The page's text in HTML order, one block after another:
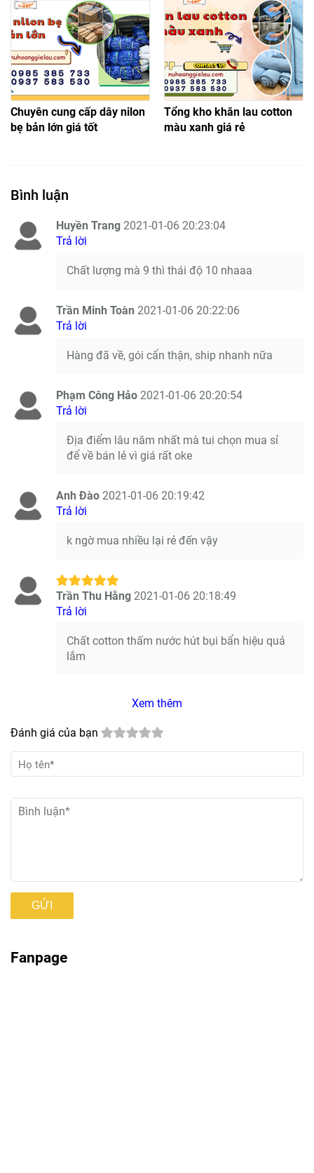
Chuyên cung cấp dây nilon
bẹ bản lớn giá tốt
Tổng kho khăn lau cotton
màu xanh giá rẻ
Bình luận
Huyền Trang 2021-01-06 20:23:04
Trả lời
Chất lượng mà 9 thì thái độ 10 nhaaa
Trần Minh Toàn 2021-01-06 20:22:06
Trả lời
Hàng đã về, gói cẩn thận, ship nhanh nữa
Phạm Công Hảo 2021-01-06 20:20:54
Trả lời
Địa điểm lâu năm nhất mà tui chọn mua sỉ
để về bán lẻ vì giá rất oke
Anh Đào 2021-01-06 20:19:42
Trả lời
k ngờ mua nhiều lại rẻ đến vậy
Trần Thu Hằng 2021-01-06 20:18:49
Trả lời
Chất cotton thấm nước hút bụi bẩn hiệu quả
lắm
Xem thêm
Đánh giá của bạn
GỬI
Fanpage